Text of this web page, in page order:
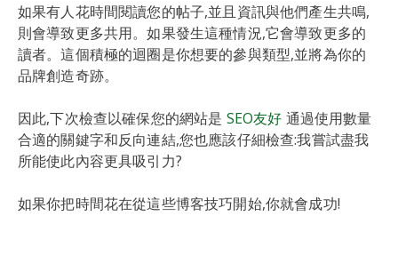
如果有人花時間閱讀您的帖子,並且資訊與他們產生共鳴,
則會導致更多共用。如果發生這種情況,它會導致更多的
讀者。這個積極的迴圈是你想要的參與類型,並將為你的
品牌創造奇跡。
因此,下次檢查以確保您的網站是 SEO友好 通過使用數量
合適的關鍵字和反向連結,您也應該仔細檢查:我嘗試盡我
所能使此內容更具吸引力?
如果你把時間花在從這些博客技巧開始,你就會成功!